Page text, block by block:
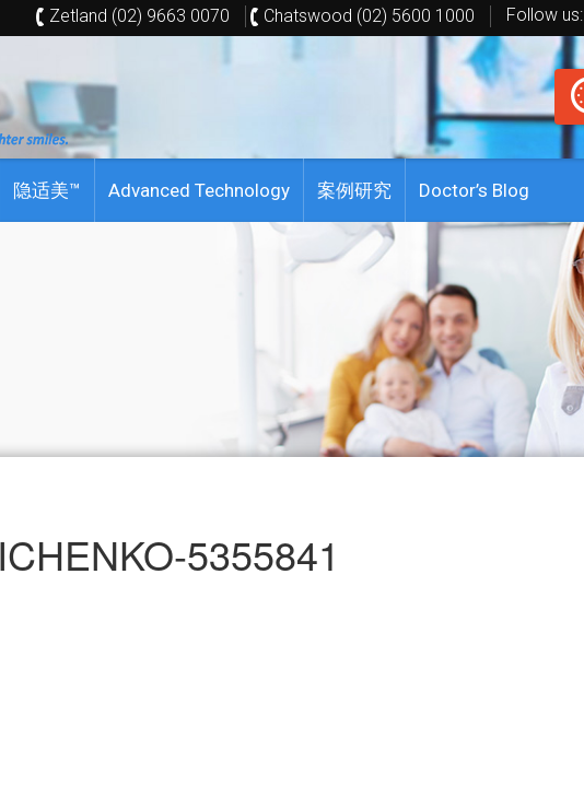
Zetland (02) 9663 0070 Chatswood (02) 5600 1000 Follow us:
隐适美™ Advanced Technology 案例研究 Doctor’s Blog
5355841